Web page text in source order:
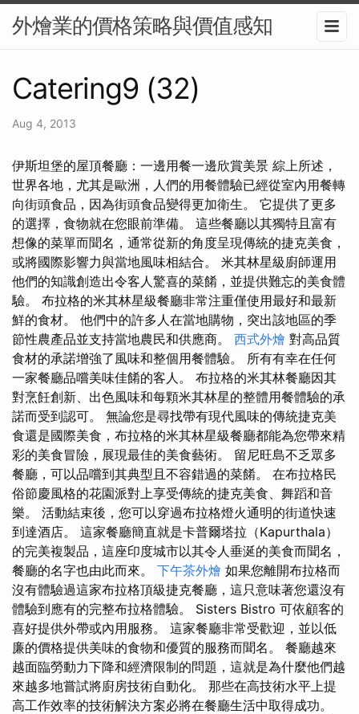
外燴業的價格策略與價值感知
Catering9 (32)
Aug 4, 2013
伊斯坦堡的屋頂餐廳：一邊用餐一邊欣賞美景 綜上所述，
世界各地，尤其是歐洲，人們的用餐體驗已經從室內用餐轉
向街頭食品，因為街頭食品變得更加衛生。 它提供了更多
的選擇，食物就在您眼前準備。 這些餐廳以其獨特且富有
想像的菜單而聞名，通常從新的角度呈現傳統的捷克美食，
或將國際影響力與當地風味相結合。 米其林星級廚師運用
他們的知識創造出令客人驚喜的菜餚，並提供難忘的美食體
驗。 布拉格的米其林星級餐廳非常注重僅使用最好和最新
鮮的食材。 他們中的許多人在當地購物，突出該地區的季
節性農產品並支持當地農民和供應商。 西式外燴 對高品質
食材的承諾增強了風味和整個用餐體驗。 所有有幸在任何
一家餐廳品嚐美味佳餚的客人。 布拉格的米其林餐廳因其
對烹飪創新、出色風味和每顆米其林星的整體用餐體驗的承
諾而受到認可。 無論您是尋找帶有現代風味的傳統捷克美
食還是國際美食，布拉格的米其林星級餐廳都能為您帶來精
彩的美食冒險，展現最佳的美食藝術。 留尼旺島不乏眾多
餐廳，可以品嚐到其典型且不容錯過的菜餚。 在布拉格民
俗節慶風格的花園派對上享受傳統的捷克美食、舞蹈和音
樂。 活動結束後，您可以穿過布拉格燈火通明的街道快速
到達酒店。 這家餐廳簡直就是卡普爾塔拉（Kapurthala）
的完美複製品，這座印度城市以其令人垂涎的美食而聞名，
餐廳的名字也由此而來。 下午茶外燴 如果您離開布拉格而
沒有體驗過這家布拉格頂級捷克餐廳，這只意味著您還沒有
體驗到應有的完整布拉格體驗。 Sisters Bistro 可依顧客的
喜好提供外帶或內用服務。 這家餐廳非常受歡迎，並以低
廉的價格提供美味的食物和優質的服務而聞名。 餐廳越來
越面臨勞動力下降和經濟限制的問題，這就是為什麼他們越
來越多地嘗試將廚房技術自動化。 那些在高技術水平上提
高工作效率的技術解決方案必將在餐廳生活中取得成功。